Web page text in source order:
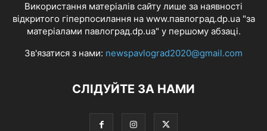
Використання матеріалів сайту лише за наявності
відкритого гіперпосилання на www.павлоград.dp.ua "за
матеріалами павлоград.dp.ua" у першому абзаці.
Зв'язатися з нами: newspavlograd2020@gmail.com
СЛІДУЙТЕ ЗА НАМИ